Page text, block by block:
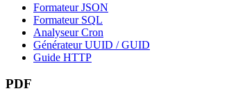
Formateur JSON
Formateur SQL
Analyseur Cron
Générateur UUID / GUID
Guide HTTP
PDF